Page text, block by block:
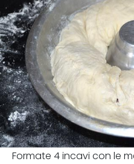
Formate 4 incavi con le